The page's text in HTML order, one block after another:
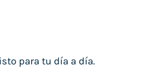
para tu día a día.